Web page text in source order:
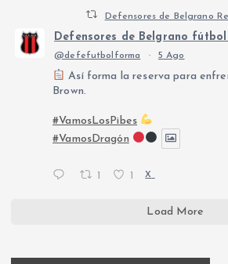
Defensores de Belgrano
Defensores de Belgrano
@defefutbolforma · 5 Ago
Así forma la reserva para
Brown.
#VamosLosPibes
#VamosDragón
X
Load More